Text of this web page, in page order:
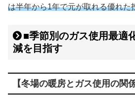
は半年から1年で元が取れる優れた
■季節別のガス使用最適
減を目指す
【冬場の暖房とガス使用の関